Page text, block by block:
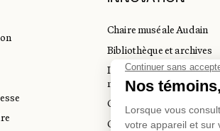
Chaire muséale Audain
Bibliothèque et archives
Incubateur d’innovations
muséales
Guide de numérisation 3D
Commandes d'images